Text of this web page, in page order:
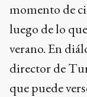
momento de
luego de lo
verano. En
director de
que puede